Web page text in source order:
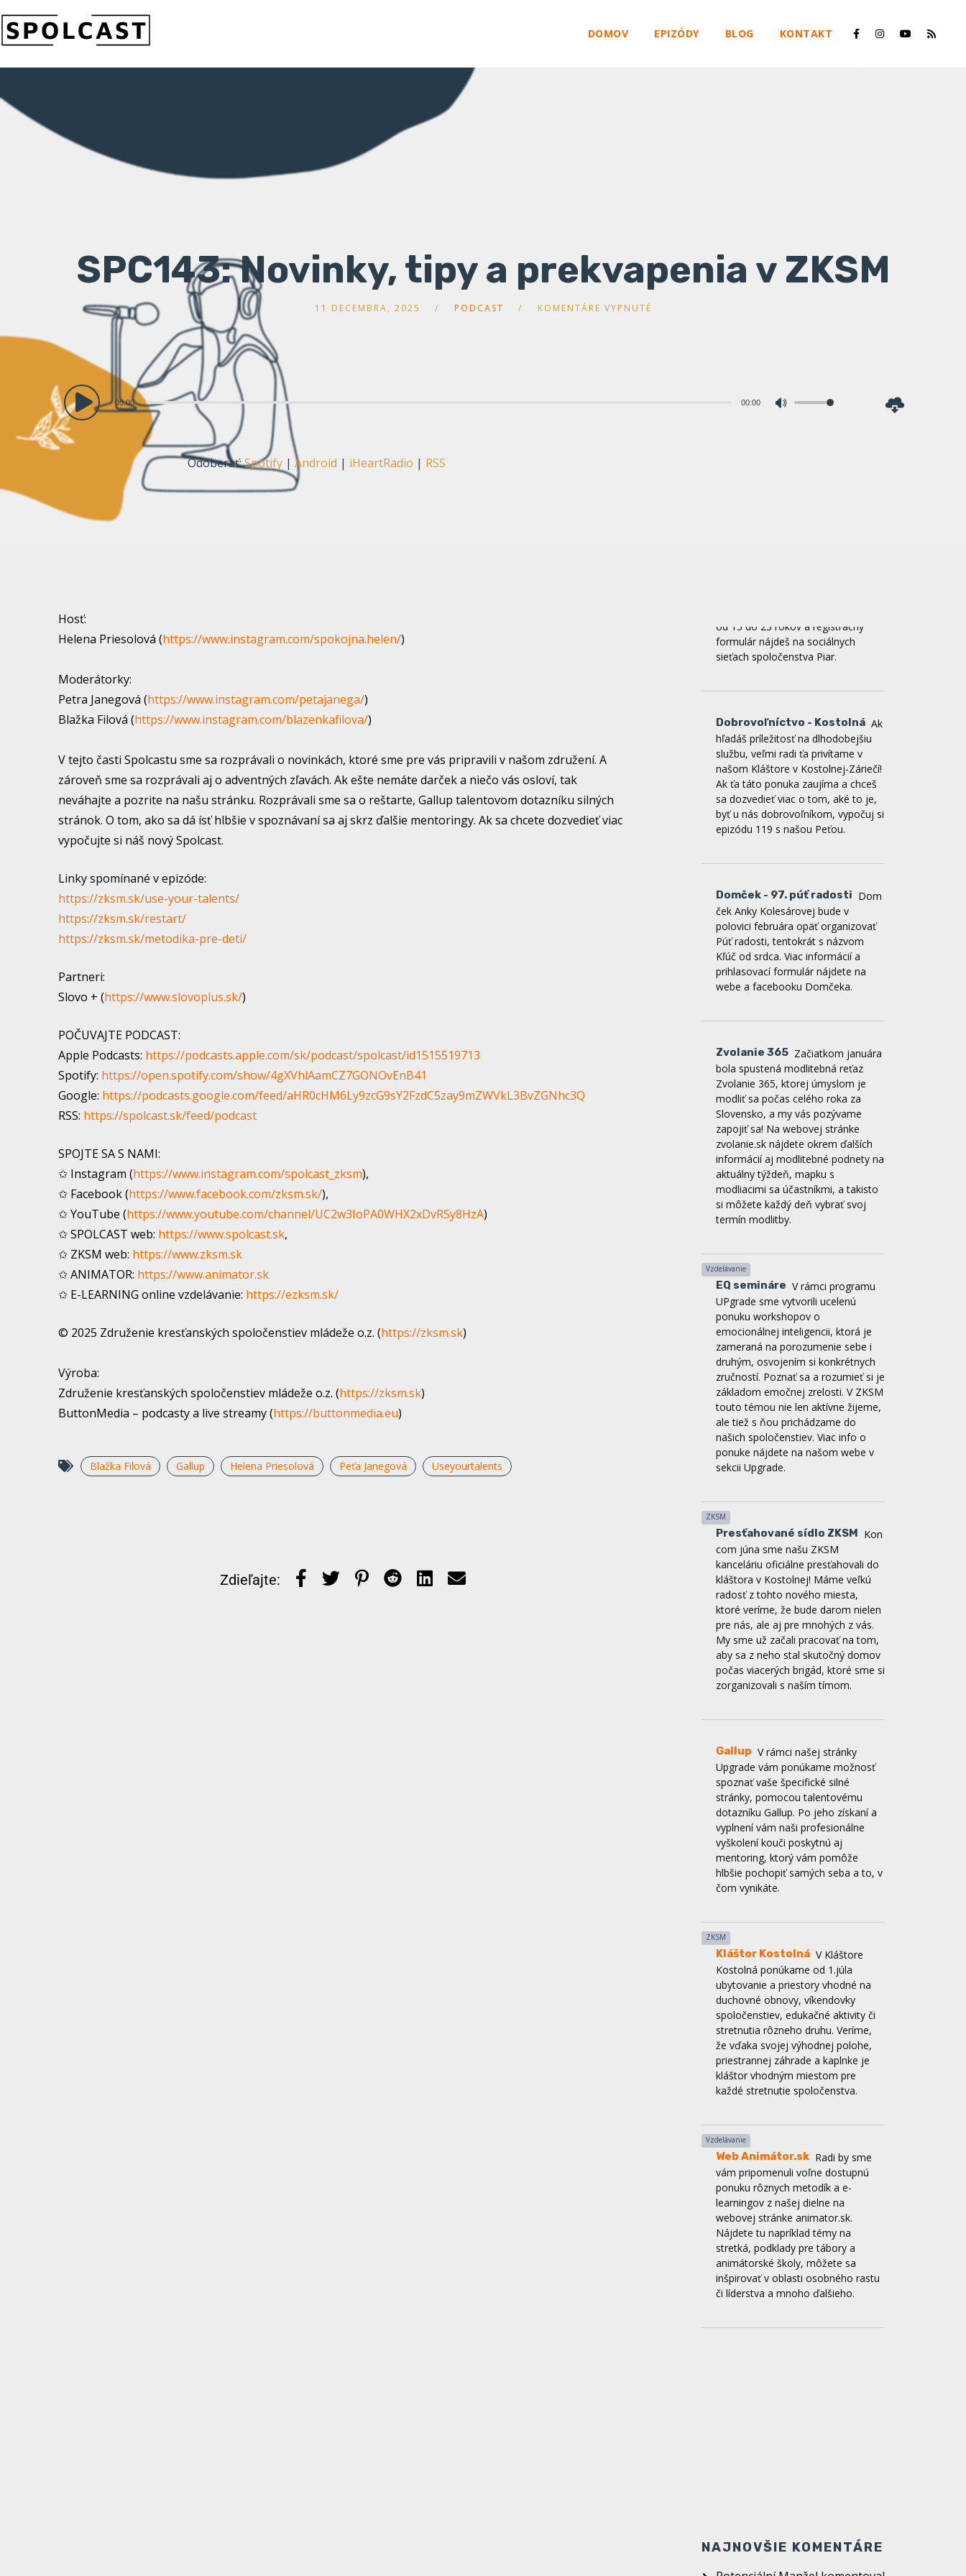
DOMOV EPIZÓDY BLOG KONTAKT
SPC143: Novinky, tipy a prekvapenia v ZKSM
11 DECEMBRA, 2025 PODCAST KOMENTÁRE VYPNUTÉ
Audio
prehrávač
00:00 00:00
Pomocou
Odoberať:Spotify |Android | iHeartRadio | RSS
Hosť:
Helena Priesolová (https://www.instagram.com/spokojna.helen/)
Moderátorky:
Petra Janegová (https://www.instagram.com/petajanega/)
Blažka Filová (https://www.instagram.com/blazenkafilova/)
V tejto časti Spolcastu sme sa rozprávali o novinkách, ktoré sme pre vás pripravili v našom združení. A
zároveň sme sa rozprávali aj o adventných zľavách. Ak ešte nemáte darček a niečo vás osloví, tak
neváhajte a pozrite na našu stránku. Rozprávali sme sa o reštarte, Gallup talentovom dotazníku silných
stránok. O tom, ako sa dá ísť hlbšie v spoznávaní sa aj skrz ďalšie mentoringy. Ak sa chcete dozvedieť viac
vypočujte si náš nový Spolcast.
Linky spomínané v epizóde:
https://zksm.sk/use-your-talents/
https://zksm.sk/restart/
https://zksm.sk/metodika-pre-deti/
Partneri:
Slovo + (https://www.slovoplus.sk/)
POČUVAJTE PODCAST:
Apple Podcasts: https://podcasts.apple.com/sk/podcast/spolcast/id1515519713
Spotify: https://open.spotify.com/show/4gXVhlAamCZ7GONOvEnB41
Google: https://podcasts.google.com/feed/aHR0cHM6Ly9zcG9sY2FzdC5zay9mZWVkL3BvZGNhc3Q
RSS: https://spolcast.sk/feed/podcast
SPOJTE SA S NAMI:
✩ Instagram (https://www.instagram.com/spolcast_zksm),
✩ Facebook (https://www.facebook.com/zksm.sk/​),
✩ YouTube (https://www.youtube.com/channel/UC2w3IoPA0WHX2xDvRSy8HzA)
✩ SPOLCAST web: https://www.spolcast.sk​,
✩ ZKSM web: https://www.zksm.sk​
✩ ANIMATOR: https://www.animator.sk
✩ E-LEARNING online vzdelávanie: https://ezksm.sk/
© 2025 Združenie kresťanských spoločenstiev mládeže o.z. (https://zksm.sk​)
Výroba:
Združenie kresťanských spoločenstiev mládeže o.z. (https://zksm.sk​)
ButtonMedia – podcasty a live streamy (https://buttonmedia.eu​)
Blažka Filová Gallup Helena Priesolová Peťa Janegová Useyourtalents
Zdieľajte:
Dobrovoľníctvo - Kostolná
hľadáš príležitosť na dlhodobejšiu
našom Kláštore v Kostolnej-Záriečí!
sa dozvedieť viac o tom, aké to je,
byť u nás dobrovoľníkom, vypočuj si
epizódu 119 s našou Peťou.
Domček - 97. púť radosti Dom
ček Anky Kolesárovej bude v
Púť radosti, tentokrát s názvom
prihlasovací formulár nájdete na
webe a facebooku Domčeka.
Zvolanie 365 Začiatkom januára
bola spustená modlitebná reťaz
modliť sa počas celého roka za
zapojiť sa! Na webovej stránke
zvolanie.sk nájdete okrem ďalších
informácií aj modlitebné podnety na
aktuálny týždeň, mapku s
modliacimi sa účastníkmi, a takisto
si môžete každý deň vybrať svoj
termín modlitby.
Vzdelávanie
EQ semináre
V rámci programu
UPgrade sme vytvorili ucelenú
emocionálnej inteligencii, ktorá je
zameraná na porozumenie sebe i
druhým, osvojením si konkrétnych
zručností. Poznať sa a rozumieť si je
základom emočnej zrelosti. V ZKSM
touto témou nie len aktívne žijeme,
ale tiež s ňou prichádzame do
našich spoločenstiev. Viac info o
ponuke nájdete na našom webe v
sekcii Upgrade.
ZKSM
Presťahované sídlo ZKSM Kon
com júna sme našu ZKSM
kláštora v Kostolnej! Máme veľkú
radosť z tohto nového miesta,
ktoré veríme, že bude darom nielen
pre nás, ale aj pre mnohých z vás.
My sme už začali pracovať na tom,
aby sa z neho stal skutočný domov
počas viacerých brigád, ktoré sme si
zorganizovali s naším tímom.
Gallup V rámci našej stránky
Upgrade vám ponúkame možnosť
stránky, pomocou talentovému
vyplnení vám naši profesionálne
vyškolení kouči poskytnú aj
mentoring, ktorý vám pomôže
hlbšie pochopiť samých seba a to, v
čom vynikáte.
ZKSM
Kláštor Kostolná V Kláštore
Kostolná ponúkame od 1.júla
duchovné obnovy, víkendovky
spoločenstiev, edukačné aktivity či
stretnutia rôzneho druhu. Veríme,
že vďaka svojej výhodnej polohe,
priestrannej záhrade a kaplnke je
kláštor vhodným miestom pre
každé stretnutie spoločenstva.
Vzdelávanie
Web Animátor.sk Radi by sme
vám pripomenuli voľne dostupnú
learningov z našej dielne na
webovej stránke animator.sk.
Nájdete tu napríklad témy na
stretká, podklady pre tábory a
animátorské školy, môžete sa
inšpirovať v oblasti osobného rastu
či líderstva a mnoho ďalšieho.
The way - Spoločenstvo Piar
PD
organizuje od 28.februára do
NAJNOVŠIE KOMENTÁRE